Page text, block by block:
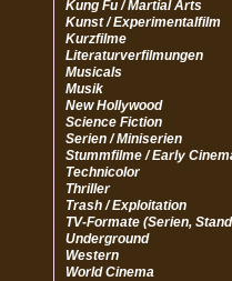
Kung Fu / Martial Arts
Kunst / Experimentalfilm
Kurzfilme
Literaturverfilmungen
Musicals
Musik
New Hollywood
Science Fiction
Serien / Miniserien
Stummfilme / Early
Technicolor
Thriller
Trash / Exploitation
TV-Formate (Serien,
Underground
Western
World Cinema